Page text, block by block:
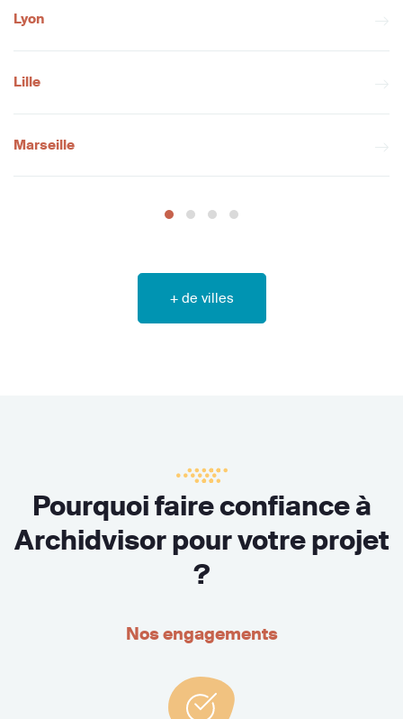
Lyon
Lille
Marseille
+ de villes
Pourquoi faire confiance à
Archidvisor pour votre projet
?
Nos engagements